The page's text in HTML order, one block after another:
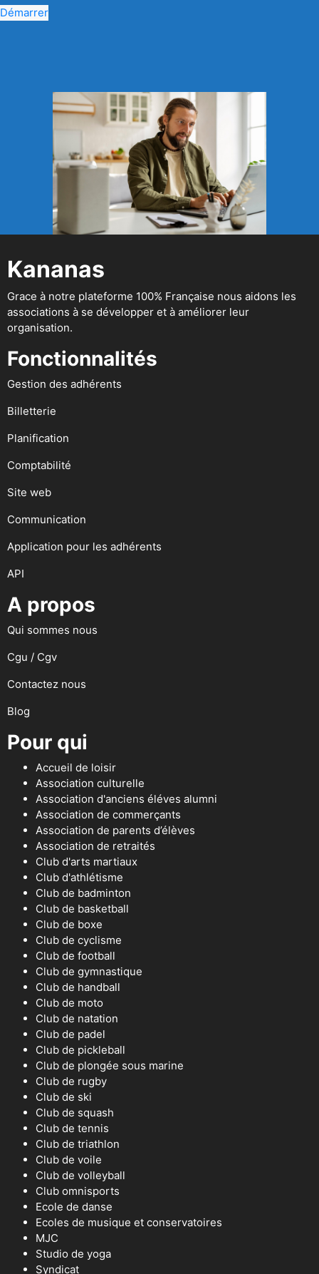
Démarrer
Kananas
Grace à notre plateforme 100% Française nous aidons les
associations à se développer et à améliorer leur
organisation.
Fonctionnalités
Gestion des adhérents
Billetterie
Planification
Comptabilité
Site web
Communication
Application pour les adhérents
API
A propos
Qui sommes nous
Cgu / Cgv
Contactez nous
Blog
Pour qui
Accueil de loisir
Association culturelle
Association d'anciens éléves alumni
Association de commerçants
Association de parents d’élèves
Association de retraités
Club d'arts martiaux
Club d'athlétisme
Club de badminton
Club de basketball
Club de boxe
Club de cyclisme
Club de football
Club de gymnastique
Club de handball
Club de moto
Club de natation
Club de padel
Club de pickleball
Club de plongée sous marine
Club de rugby
Club de ski
Club de squash
Club de tennis
Club de triathlon
Club de voile
Club de volleyball
Club omnisports
Ecole de danse
Ecoles de musique et conservatoires
MJC
Studio de yoga
Syndicat